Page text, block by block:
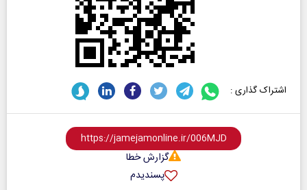
اشتراک گذاری :
گزارش خطا
پسندیدم